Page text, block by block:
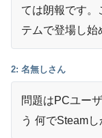
ては朗報です。
テムで登場し始
2: 名無しさん
問題はPCユー
う 何でSteam